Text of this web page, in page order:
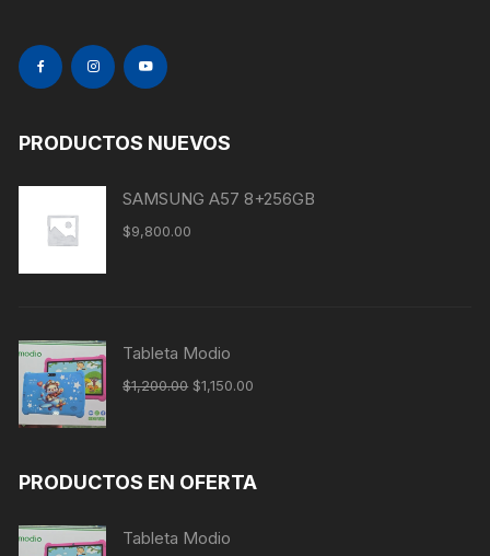
PRODUCTOS NUEVOS
SAMSUNG A57 8+256GB
$9,800.00
Tableta Modio
$1,200.00 $1,150.00
PRODUCTOS EN OFERTA
Tableta Modio